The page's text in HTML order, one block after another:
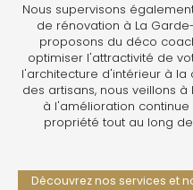
Nous supervisons
de rénovation à La
proposons du déco
optimiser l'attractivité de
l'architecture d'intérieur à la
des artisans, nous veillons
à l'amélioration
propriété tout au long
Découvrez nos services et